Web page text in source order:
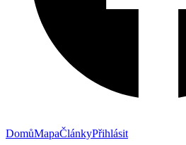
DomůMapaČlánkyPřihlásit